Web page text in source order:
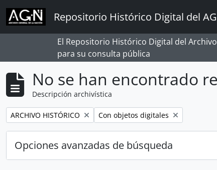
Skip to main content
Repositorio Histórico Digital del
El Repositorio Histórico Digital del
para su consulta pública
No se han encontrado
Descripción archivística
Remove filter:
ARCHIVO HISTÓRICO Remove filter:
Con objetos digitales
Opciones avanzadas de búsqueda